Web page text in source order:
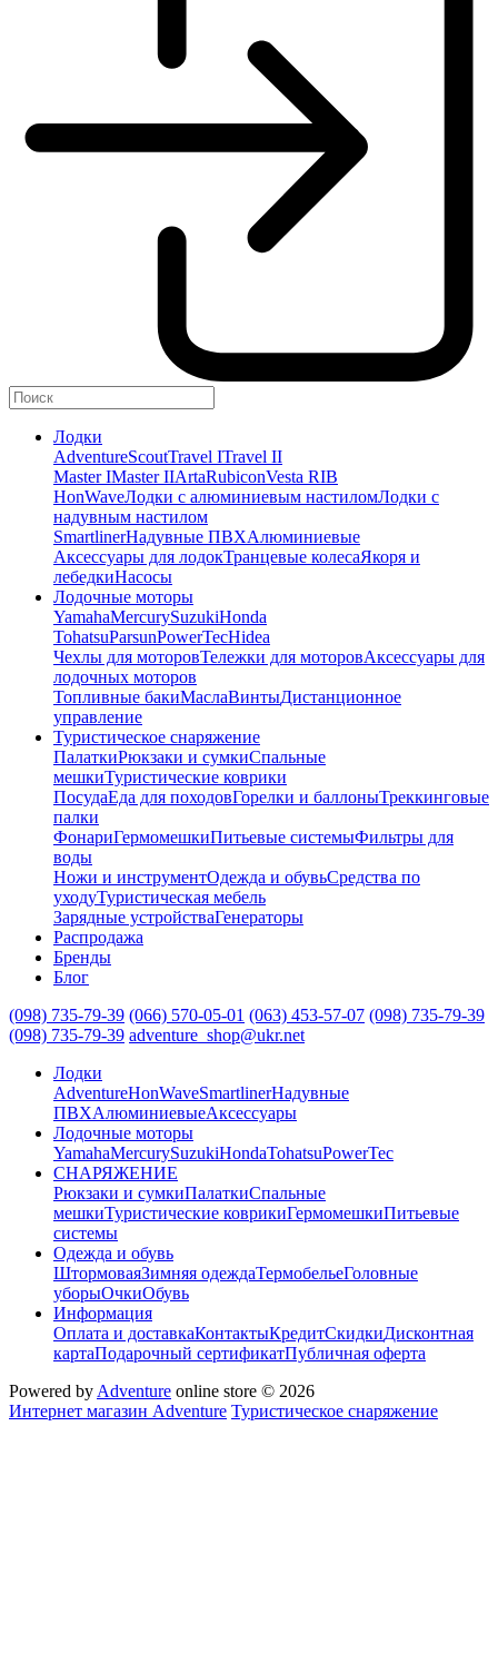
Лодки
AdventureScoutTravel ITravel II
Master IMaster IIArtaRubiconVesta RIB
HonWaveЛодки с алюминиевым настиломЛодки с
надувным настилом
SmartlinerНадувные ПВХАлюминиевые
Аксессуары для лодокТранцевые колесаЯкоря и
лебедкиНасосы
Лодочные моторы
YamahaMercurySuzukiHonda
TohatsuParsunPowerTecHidea
Чехлы для моторовТележки для моторовАксессуары для
лодочных моторов
Топливные бакиМаслаВинтыДистанционное
управление
Туристическое снаряжение
ПалаткиРюкзаки и сумкиСпальные
мешкиТуристические коврики
ПосудаЕда для походовГорелки и баллоныТреккинговые
палки
ФонариГермомешкиПитьевые системыФильтры для
воды
Ножи и инструментОдежда и обувьСредства по
уходуТуристическая мебель
Зарядные устройстваГенераторы
Распродажа
Бренды
Блог
(098) 735-79-39 (066) 570-05-01 (063) 453-57-07 (098) 735-79-39
(098) 735-79-39 adventure_shop@ukr.net
Лодки
AdventureHonWaveSmartlinerНадувные
ПВХАлюминиевыеАксессуары
Лодочные моторы
YamahaMercurySuzukiHondaTohatsuPowerTec
СНАРЯЖЕНИЕ
Рюкзаки и сумкиПалаткиСпальные
мешкиТуристические коврикиГермомешкиПитьевые
системы
Одежда и обувь
ШтормоваяЗимняя одеждаТермобельеГоловные
уборыОчкиОбувь
Информация
Оплата и доставкаКонтактыКредитСкидкиДисконтная
картаПодарочный сертификатПубличная оферта
Powered by Adventure online store © 2026
Интернет магазин Adventure Туристическое снаряжение